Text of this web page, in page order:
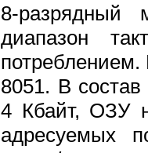
8-разрядный
диапазон
8051. В
4 Кбайт, ОЗУ
адресуемых